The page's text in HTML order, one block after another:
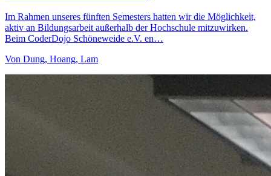
Im Rahmen unseres fünften Semesters hatten wir die Möglichkeit,
aktiv an Bildungsarbeit außerhalb der Hochschule mitzuwirken.
Beim CoderDojo Schöneweide e.V. en…
Von Dung, Hoang, Lam